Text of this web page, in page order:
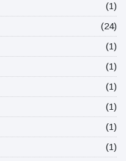
(1)
(24)
(1)
(1)
(1)
(1)
(1)
(1)